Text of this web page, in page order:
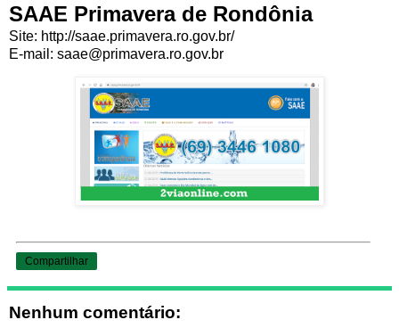
SAAE Primavera de Rondônia
Site: http://saae.primavera.ro.gov.br/
E-mail: saae@primavera.ro.gov.br
Compartilhar
Nenhum comentário: